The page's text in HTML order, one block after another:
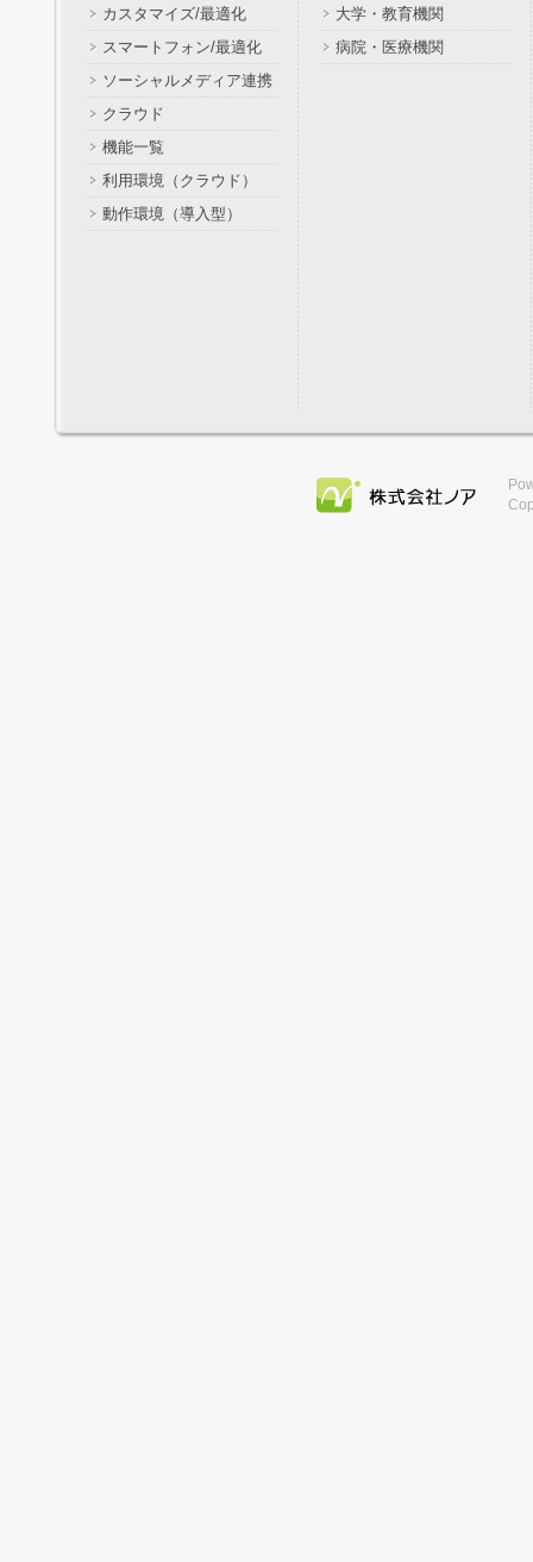
カスタマイズ/最適化
スマートフォン/最適化
ソーシャルメディア連携
クラウド
機能一覧
利用環境（クラウド）
動作環境（導入型）
大学・教育機関
病院・医療機関